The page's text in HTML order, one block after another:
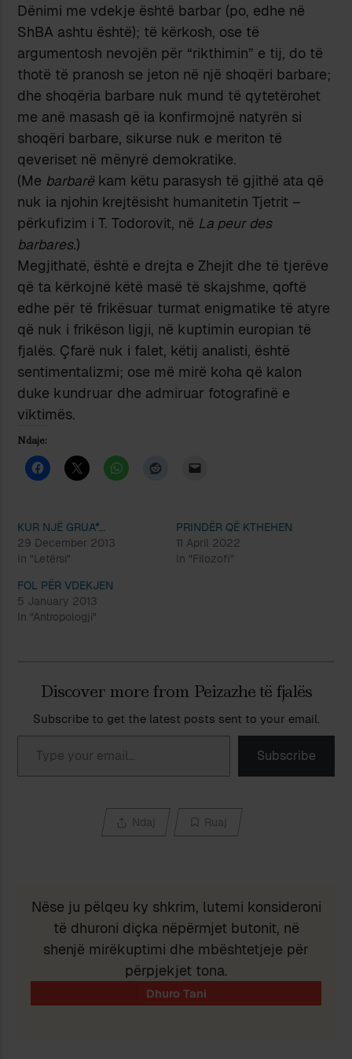
Dënimi me vdekje është barbar (po, edhe në
ShBA ashtu është); të kërkosh, ose të
argumentosh nevojën për “rikthimin” e tij, do të
thotë të pranosh se jeton në një shoqëri barbare;
dhe shoqëria barbare nuk mund të qytetërohet
me anë masash që ia konfirmojnë natyrën si
shoqëri barbare, sikurse nuk e meriton të
qeveriset në mënyrë demokratike.
(Me barbarë kam këtu parasysh të gjithë ata që
nuk ia njohin krejtësisht humanitetin Tjetrit –
përkufizim i T. Todorovit, në La peur des
barbares.)
Megjithatë, është e drejta e Zhejit dhe të tjerëve
që ta kërkojnë këtë masë të skajshme, qoftë
edhe për të frikësuar turmat enigmatike të atyre
që nuk i frikëson ligji, në kuptimin europian të
fjalës. Çfarë nuk i falet, këtij analisti, është
sentimentalizmi; ose më mirë koha që kalon
duke kundruar dhe admiruar fotografinë e
viktimës.
Ndaje:
KUR NJË GRUA*…
29 December 2013
In "Letërsi"
PRINDËR QË KTHEHEN
11 April 2022
In "Filozofi"
FOL PËR VDEKJEN
5 January 2013
In "Antropologji"
Discover more from Peizazhe të fjalës
Subscribe to get the latest posts sent to your email.
Type your email…
Subscribe
Ndaj Ruaj
Nëse ju pëlqeu ky shkrim, lutemi konsideroni
të dhuroni diçka nëpërmjet butonit, në
shenjë mirëkuptimi dhe mbështetjeje për
përpjekjet tona.